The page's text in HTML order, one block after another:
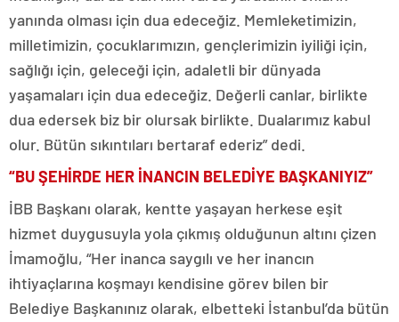
yanında olması için dua edeceğiz. Memleketimizin,
milletimizin, çocuklarımızın, gençlerimizin iyiliği için,
sağlığı için, geleceği için, adaletli bir dünyada
yaşamaları için dua edeceğiz. Değerli canlar, birlikte
dua edersek biz bir olursak birlikte. Dualarımız kabul
olur. Bütün sıkıntıları bertaraf ederiz” dedi.
“BU ŞEHİRDE HER İNANCIN BELEDİYE BAŞKANIYIZ”
İBB Başkanı olarak, kentte yaşayan herkese eşit
hizmet duygusuyla yola çıkmış olduğunun altını çizen
İmamoğlu, “Her inanca saygılı ve her inancın
ihtiyaçlarına koşmayı kendisine görev bilen bir
Belediye Başkanınız olarak, elbetteki İstanbul’da bütün